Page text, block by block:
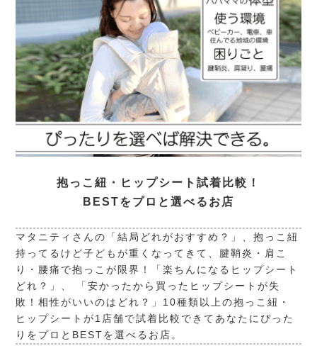
抱っこ紐・ヒップシート試着比較！
BESTをプロと選べるお店
マタニティさんの「結局どれがおすすめ？」、抱っこ紐
持ってるけど子どもが重くなってきて、腱鞘炎・肩こ
り・腰痛で抱っこが限界！「楽ちんになるヒップシート
どれ？」、 「安かったから買ったヒップシートが失
敗！相性がいいのはどれ？」10種類以上の抱っこ紐・
ヒップシートが1店舗で試着比較できてあなたにぴった
りをプロとBESTを選べるお店。